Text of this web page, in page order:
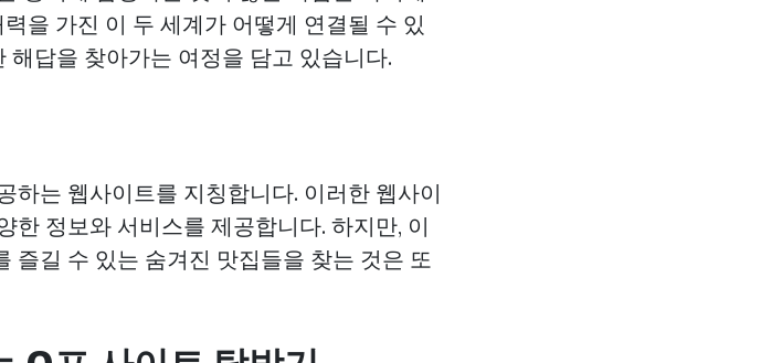
을 가진 이 두 세계가 어떻게 연결될 수 있
답을 찾아가는 여정을 담고 있습니다.
하는 웹사이트를 지칭합니다. 이러한 웹사이
한 정보와 서비스를 제공합니다. 하지만, 이
즐길 수 있는 숨겨진 맛집들을 찾는 것은 또